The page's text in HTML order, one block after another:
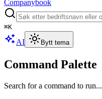
Companybook
⌘K
AI Bytt tema
Command Palette
Search for a command to run...